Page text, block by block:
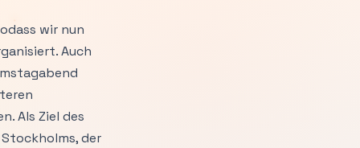
wir nun
Auch
Als Ziel des
der